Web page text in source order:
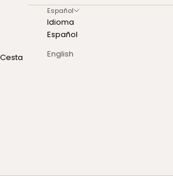
Español
Idioma
Español
English
Cesta